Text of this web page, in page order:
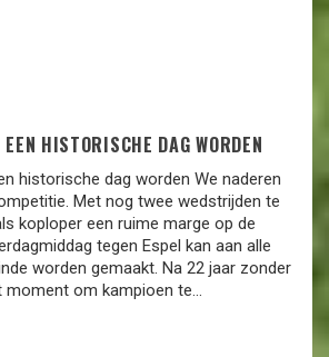
HISTORISCHE DAG WORDEN
historische dag worden We naderen
Met nog twee wedstrijden te
koploper een ruime marge op de
tegen Espel kan aan alle
worden gemaakt. Na 22 jaar zonder
om kampioen te...